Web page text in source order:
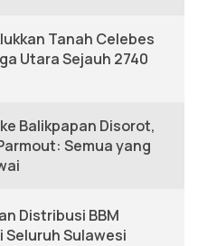
Tanah Celebes
Utara Sejauh 2740
Balikpapan Disorot,
Semua yang
Distribusi BBM
Seluruh Sulawesi